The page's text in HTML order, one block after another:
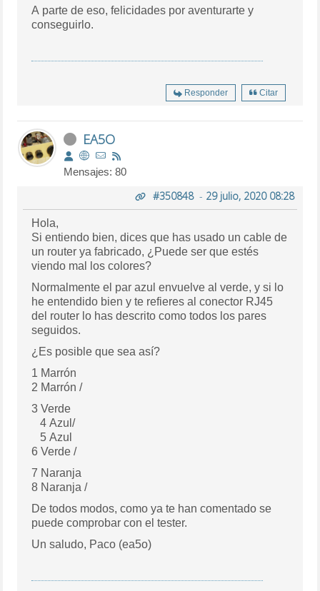
A parte de eso, felicidades por aventurarte y
conseguirlo.
Responder Citar
EA5O
Mensajes: 80
#350848- 29 julio, 2020 08:28
Hola,
Si entiendo bien, dices que has usado un cable de
un router ya fabricado, ¿Puede ser que estés
viendo mal los colores?
Normalmente el par azul envuelve al verde, y si lo
he entendido bien y te refieres al conector RJ45
del router lo has descrito como todos los pares
seguidos.
¿Es posible que sea así?
1 Marrón
2 Marrón /
3 Verde
4 Azul/
5 Azul
6 Verde /
7 Naranja
8 Naranja /
De todos modos, como ya te han comentado se
puede comprobar con el tester.
Un saludo, Paco (ea5o)